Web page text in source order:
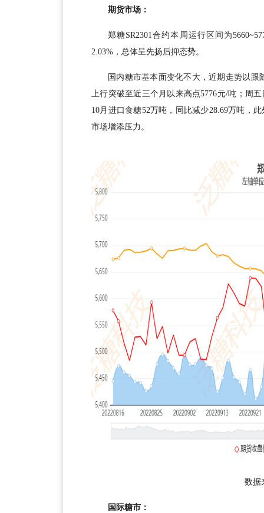
期货市场：
郑糖SR2301合约本周运行区间为
2.03%，总体呈先扬后抑态势。
国内糖市基本面变化不大，近期走势以
上行突破至近三个月以来高点5776元/吨；周
10月进口食糖52万吨，同比减少28.69万吨，
市场增添压力。
数据
国际糖市：